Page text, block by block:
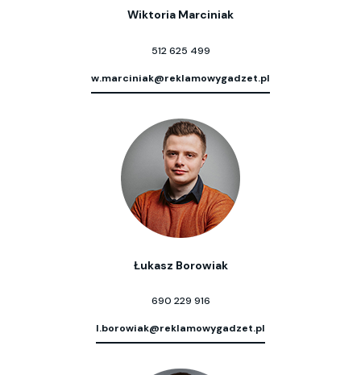
Wiktoria Marciniak
512 625 499
w.marciniak@reklamowygadzet.pl
Łukasz Borowiak
690 229 916
l.borowiak@reklamowygadzet.pl